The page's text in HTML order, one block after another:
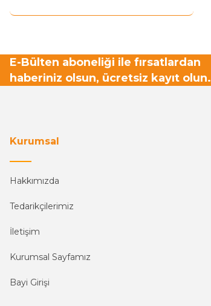
E-Bülten aboneliği ile fırsatlardan
haberiniz olsun, ücretsiz kayıt olun.
Kurumsal
Hakkımızda
Tedarikçilerimiz
İletişim
Kurumsal Sayfamız
Bayi Girişi